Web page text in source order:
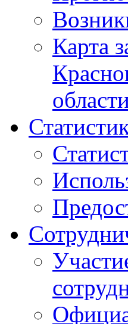
Карта